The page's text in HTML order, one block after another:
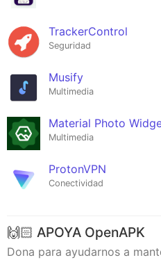
TrackerControl
Seguridad
Musify
Multimedia
Material Photo
Multimedia
ProtonVPN
Conectividad
🙌🏻 APOYA OpenAPK
Dona para ayudarnos a